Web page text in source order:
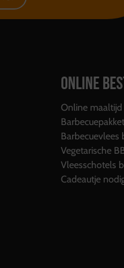
ONLINE
Online
Barbecuevlees
Vegetarische
Vleesschotels
Cadeautje